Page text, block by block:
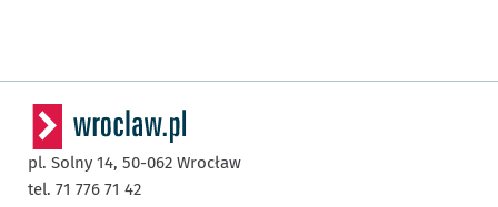
pl. Solny 14, 50-062 Wrocław
tel. 71 776 71 42